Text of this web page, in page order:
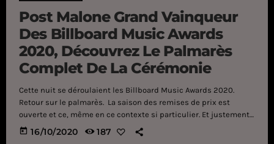
Post Malone Grand Vainqueur
Des Billboard Music Awards
2020, Découvrez Le Palmarès
Complet De La Cérémonie
Cette nuit se déroulaient les Billboard Music Awards 2020.
Retour sur le palmarès. La saison des remises de prix est
ouverte et ce, même en ce contexte si particulier. Et justement,
les Billboard Music Awards se sont déroulés cette nuit - et c'est
Post Malone qui a rafflé la mise : récompensé dans la
today 16/10/2020 187